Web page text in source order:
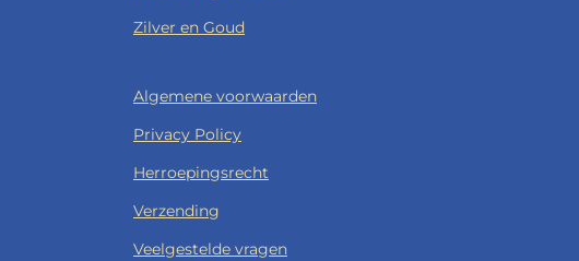
Zilver en Goud
Algemene voorwaarden
Privacy Policy
Herroepingsrecht
Verzending
Veelgestelde vragen